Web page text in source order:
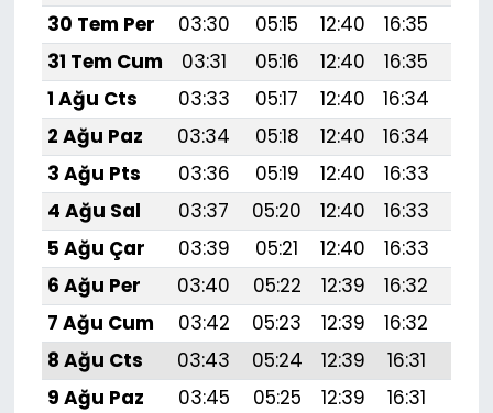
30 Tem Per
03:30 05:15 12:40 16:35
31 Tem Cum
03:31 05:16 12:40 16:35
1 Ağu Cts
03:33 05:17 12:40 16:34
2 Ağu Paz
03:34 05:18 12:40 16:34
3 Ağu Pts
03:36 05:19 12:40 16:33
4 Ağu Sal
03:37 05:20 12:40 16:33
5 Ağu Çar
03:39 05:21 12:40 16:33
6 Ağu Per
03:40 05:22 12:39 16:32
7 Ağu Cum
03:42 05:23 12:39 16:32
8 Ağu Cts
03:43 05:24 12:39 16:31
9 Ağu Paz
03:45 05:25 12:39 16:31